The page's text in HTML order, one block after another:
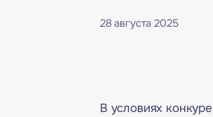
28 августа 2025
В условиях